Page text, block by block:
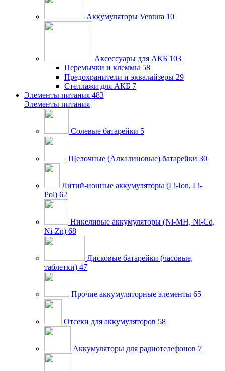
Аккумуляторы Ventura 10
Аксессуары для АКБ 103
Перемычки и клеммы 58
Предохранители и эквалайзеры 29
Стеллажи для АКБ 7
Элементы питания 483
Элементы питания
Солевые батарейки 5
Щелочные (Алкалиновые) батарейки 30
Литий-ионные аккумуляторы (Li-Ion, Li-
Pol) 62
Никеливые аккумуляторы (Ni-MH, Ni-Cd,
Ni-Zn) 68
Дисковые батарейки (часовые,
таблетки) 47
Прочие аккумуляторные элементы 65
Отсеки для аккумуляторов 58
Аккумуляторы для радиотелефонов 7